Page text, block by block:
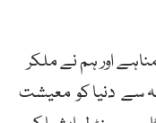
اور ہم نے ملکر
سے دنیا کو معیشت